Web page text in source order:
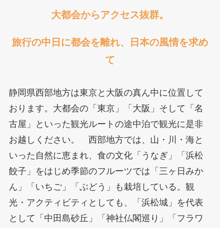
大都会からアクセス抜群。
旅行の中日に都会を離れ、日本の風情を求め
て
静岡県西部地方は東京と大阪の真ん中に位置して
おります。大都会の「東京」「大阪」そして「名
古屋」といった観光ルートの途中泊で観光に是非
お越しください。 西部地方では、山・川・海と
いった自然に恵まれ、食の文化「うなぎ」「浜松
餃子」をはじめ季節のフルーツでは「三ヶ日みか
ん」「いちご」「ぶどう」も栽培している。観
光・アクティビティとしても、「浜松城」を代表
として「中田島砂丘」「神社仏閣巡り」「フラワ